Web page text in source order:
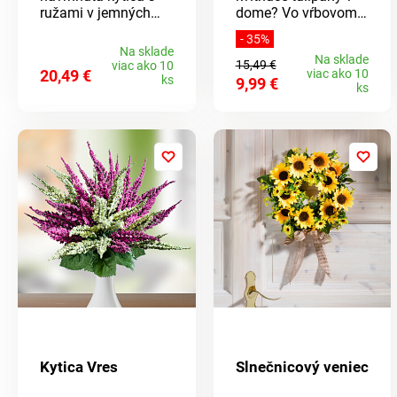
ružami v jemných
pripomienkou
milovanej osoby.
20,49 €
Na sklade
viac ako 10
ks
dome? Vo vŕbovom
hniezde vyzerajú
rovnako ako tie
pravé a nepotrebujú
vodu ani
starostlivosť.
- 35%
15,49 €
9,99 €
Na sklade
viac ako 10
ks
Kytica Vres Slnečnicový veniec